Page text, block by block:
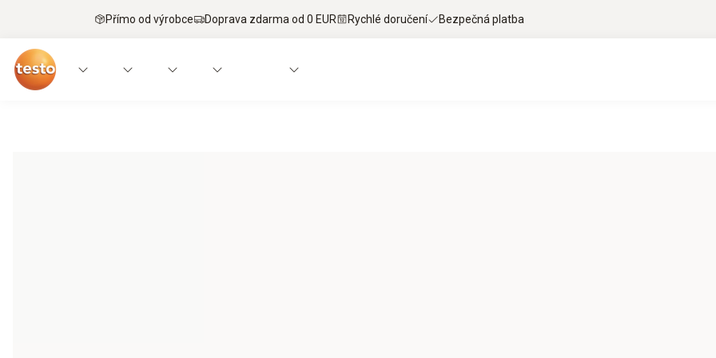
Přímo od výrobce Doprava zdarma od 0 EUR Rychlé doručení Bezpečná platba